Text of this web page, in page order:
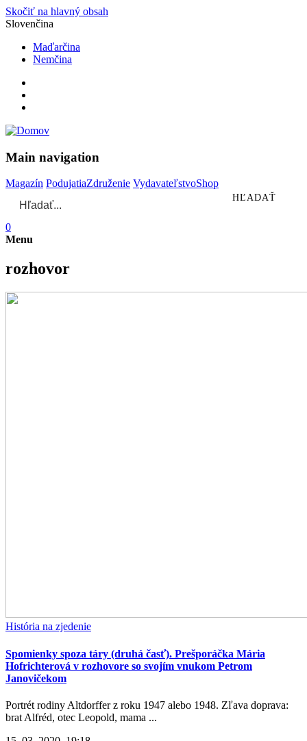
Skočiť na hlavný obsah
Slovenčina
Maďarčina
Nemčina
Main navigation
Magazín PodujatiaZdruženie VydavateľstvoShop
0
Menu
rozhovor
História na zjedenie
Spomienky spoza táry (druhá časť). Prešporáčka Mária
Hofrichterová v rozhovore so svojím vnukom Petrom
Janovičekom
Portrét rodiny Altdorffer z roku 1947 alebo 1948. Zľava doprava:
brat Alfréd, otec Leopold, mama ...